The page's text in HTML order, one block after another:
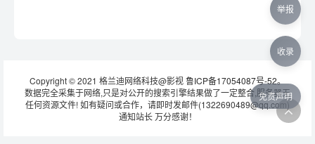
Copyright © 2021 格兰迪网络科技@影视鲁ICP备17054087号-52。
数据完全采集于网络,只是对公开的搜索引擎结果做了一定整合,服务器无
任何资源文件! 如有疑问或合作，请即时发邮件(1322690489@qq.com)
通知站长 万分感谢！
免责声明
举报
收录